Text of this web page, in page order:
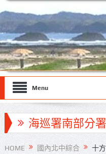
Menu
海巡署南部分
勉提升巡防戰力
HOME 國內北中綜合
十